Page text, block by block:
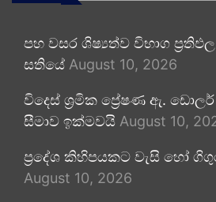
පහ වසර ශිෂ්‍යත්ව විභාග
සතියේ August 10, 2026
විදෙස් ශ්‍රමික ප්‍රේෂණ ඇ.
සීමාව ඉක්මවයි August 10,
ප්‍රදේශ කිහිපයකට වැසි හෝ
August 10, 2026